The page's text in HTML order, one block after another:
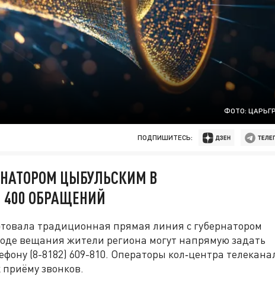
ФОТО:
ПОДПИШИТЕСЬ:
ЦЫБУЛЬСКИМ В
ОБРАЩЕНИЙ
традиционная прямая линия с губернатором
вещания жители региона могут напрямую задать
(8-8182) 609-810. Операторы кол‑центра
звонков.